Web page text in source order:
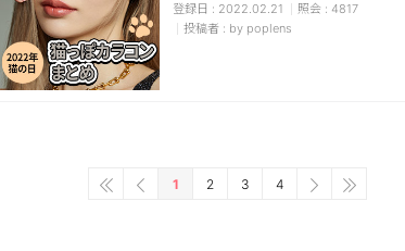
2022.02.21
4817
by poplens
1 2 3 4